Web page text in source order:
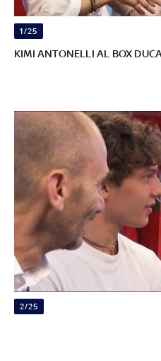
1/25
KIMI ANTONELLI AL BOX
2/25